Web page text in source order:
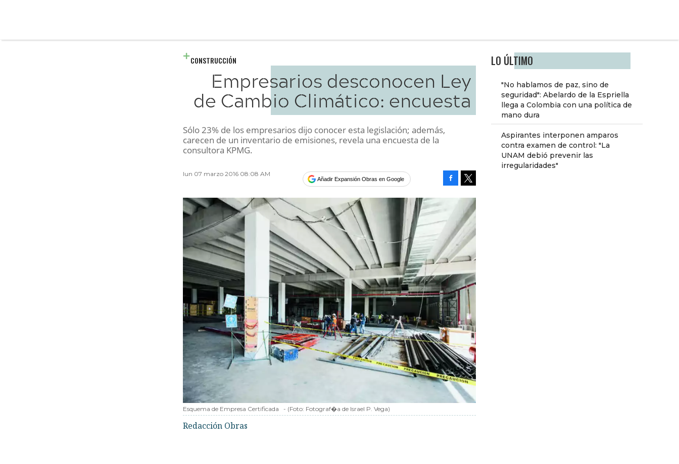
LO ÚLTIMO
"No hablamos de paz, sino de
seguridad": Abelardo de la Espriella
llega a Colombia con una política de
mano dura
Aspirantes interponen amparos
contra examen de control: "La
UNAM debió prevenir las
irregularidades"
CONSTRUCCIÓN
Empresarios desconocen Ley
de Cambio Climático: encuesta
Sólo 23% de los empresarios dijo conocer esta legislación; además,
carecen de un inventario de emisiones, revela una encuesta de la
consultora KPMG.
lun 07 marzo 2016 08:08 AM
Añadir Expansión Obras en Google
Esquema de Empresa Certificada - (Foto: Fotograf�a de Israel P. Vega)
Redacción Obras